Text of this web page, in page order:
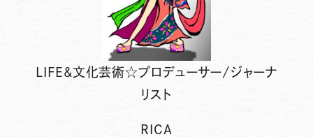
LIFE&文化芸術☆プロデューサー/ジャーナ
リスト
RICA